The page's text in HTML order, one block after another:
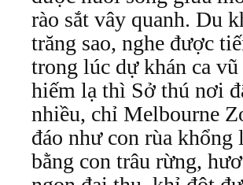
rào sắt vây quanh. Du
trăng sao, nghe được
trong lúc dự khán ca
hiếm lạ thì Sở thú nơi
nhiều, chỉ Melbourne
đáo như con rùa
bằng con trâu rừng,